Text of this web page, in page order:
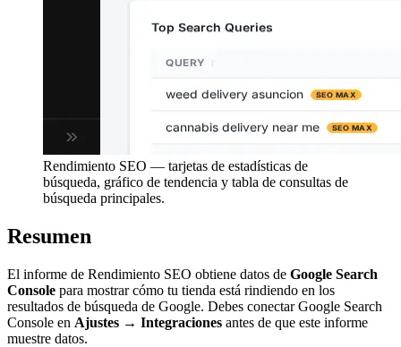
Rendimiento SEO — tarjetas de estadísticas de
búsqueda, gráfico de tendencia y tabla de consultas de
búsqueda principales.
Resumen
El informe de Rendimiento SEO obtiene datos de Google Search
Console para mostrar cómo tu tienda está rindiendo en los
resultados de búsqueda de Google. Debes conectar Google Search
Console en Ajustes → Integraciones antes de que este informe
muestre datos.